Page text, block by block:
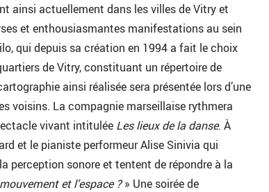
ainsi actuellement dans les villes de Vitry et
et enthousiasmantes manifestations au sein
qui depuis sa création en 1994 a fait le choix
de Vitry, constituant un répertoire de
ainsi réalisée sera présentée lors d’une
voisins. La compagnie marseillaise rythmera
vivant intitulée Les lieux de la danse. À
et le pianiste performeur Alise Sinivia qui
perception sonore et tentent de répondre à la
et l’espace ?» Une soirée de